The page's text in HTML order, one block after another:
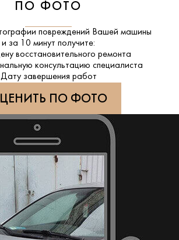
ПО ФОТО
повреждений Вашей машины
и за
10 минут получите:
восстановительного ремонта
консультацию специалиста
Дату завершения работ
ПО ФОТО